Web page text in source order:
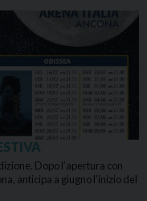
Dopo l’apertura con
anticipa a giugno l’inizio del